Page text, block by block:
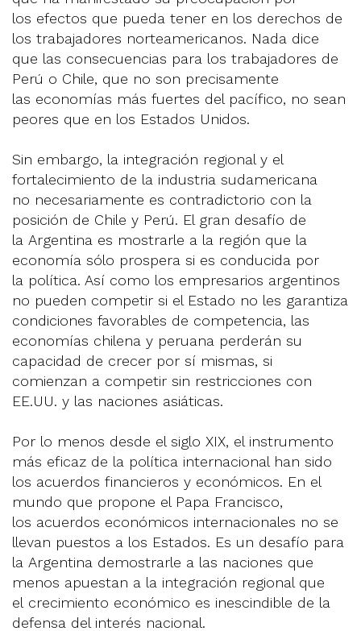
los efectos que pueda tener en los derechos de
los trabajadores norteamericanos. Nada dice
que las consecuencias para los trabajadores de
Perú o Chile, que no son precisamente
las economías más fuertes del pacífico, no sean
peores que en los Estados Unidos.
Sin embargo, la integración regional y el
fortalecimiento de la industria sudamericana
no necesariamente es contradictorio con la
posición de Chile y Perú. El gran desafío de
la Argentina es mostrarle a la región que la
economía sólo prospera si es conducida por
la política. Así como los empresarios argentinos
no pueden competir si el Estado no les garantiza
condiciones favorables de competencia, las
economías chilena y peruana perderán su
capacidad de crecer por sí mismas, si
comienzan a competir sin restricciones con
EE.UU. y las naciones asiáticas.
Por lo menos desde el siglo XIX, el instrumento
más eficaz de la política internacional han sido
los acuerdos financieros y económicos. En el
mundo que propone el Papa Francisco,
los acuerdos económicos internacionales no se
llevan puestos a los Estados. Es un desafío para
la Argentina demostrarle a las naciones que
menos apuestan a la integración regional que
el crecimiento económico es inescindible de la
defensa del interés nacional.